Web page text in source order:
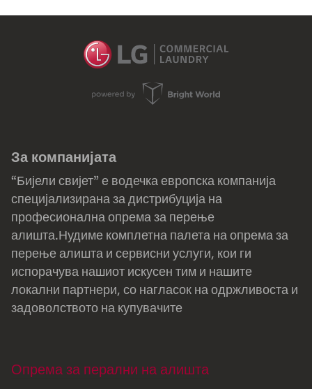
За компанијата
“Бијели свијет” е водечка европска компанија
специјализирана за дистрибуција на
професионална опрема за перење
алишта.Нудиме комплетна палета на опрема за
перење алишта и сервисни услуги, кои ги
испорачува нашиот искусен тим и нашите
локални партнери, со нагласок на одржливоста и
задоволството на купувачите
Опрема за перални на алишта